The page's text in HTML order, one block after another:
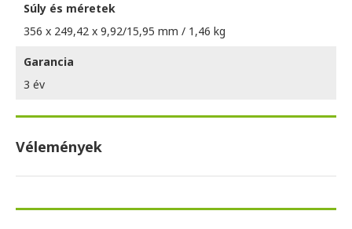
Súly és méretek
356 x 249,42 x 9,92/15,95 mm / 1,46 kg
Garancia
3 év
Vélemények